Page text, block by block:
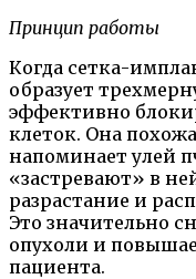
Принцип работы
Когда сетка-
образует
эффективно
клеток. Она
напоминает улей
«застревают» в
разрастание и
Это значительно
опухоли и
пациента.